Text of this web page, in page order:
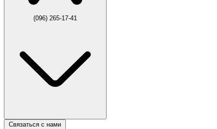
(096) 265-17-41
Связаться с нами